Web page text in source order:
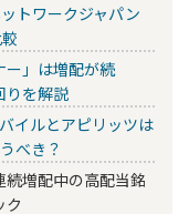
トワークジャパン
ー」は増配が続
りを解説
イルとアピリッツは
べき？
増配中の高配当銘
ク